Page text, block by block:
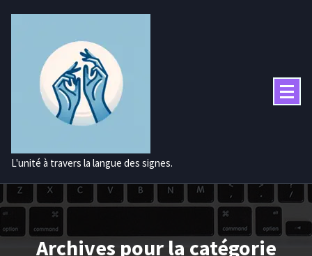
L'unité à travers la langue des signes.
Archives pour la catégorie